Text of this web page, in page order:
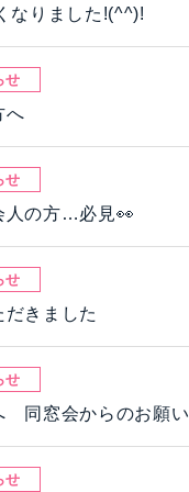
なりました!(^^)!
せ
へ
せ
人の方…必見👀
せ
きました
せ
同窓会からのお願
せ